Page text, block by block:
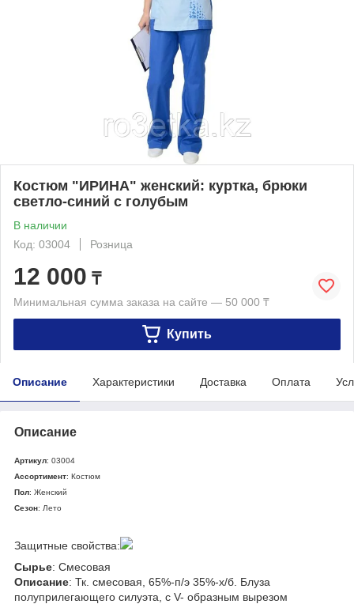
Костюм "ИРИНА" женский: куртка, брюки
светло-синий с голубым
В наличии
Код: 03004
Розница
12 000 ₸
Минимальная сумма заказа на сайте — 50 000 ₸
Купить
Описание Характеристики Доставка Оплата
Описание
Артикул: 03004
Ассортимент: Костюм
Пол: Женский
Сезон: Лето
Защитные свойства:
Сырье: Смесовая
Описание: Тк. смесовая, 65%-п/э 35%-х/б. Блуза
полуприлегающего силуэта, с V- образным вырезом